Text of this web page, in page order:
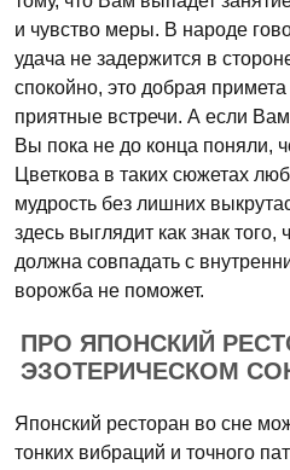
и чувство меры. В народе
удача не задержится в
спокойно, это добрая
приятные встречи. А если
Вы пока не до конца поняли,
Цветкова в таких сюжетах
мудрость без лишних
здесь выглядит как знак
должна совпадать с
ворожба не поможет.
ПРО ЯПОНСКИЙ
ЭЗОТЕРИЧЕСКОМ
Японский ресторан во сне
тонких вибраций и точного